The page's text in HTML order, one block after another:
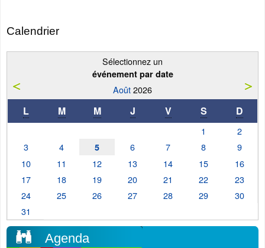
Calendrier
Sélectionnez un
événement par date
Août2026
L M M J V S D
1
2
3
4 5 6 7 8
9
10
11 12 13 14 15
16
17
18 19 20 21 22
23
24
25 26 27 28 29
30
31
Agenda